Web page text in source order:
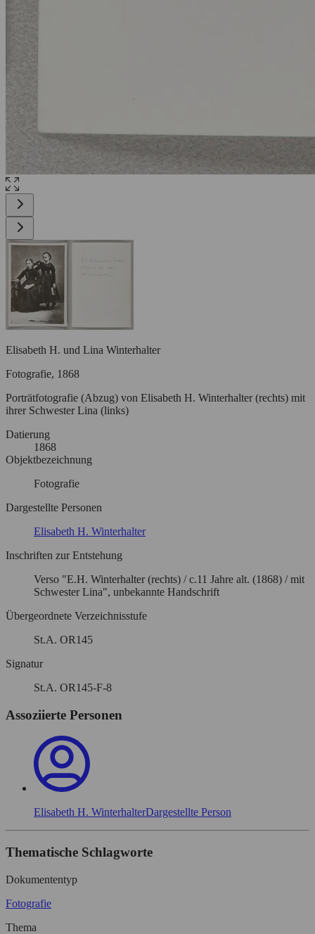
Elisabeth H. und Lina Winterhalter
Fotografie, 1868
Porträtfotografie (Abzug) von Elisabeth H. Winterhalter (rechts) mit
ihrer Schwester Lina (links)
Datierung
1868
Objektbezeichnung
Fotografie
Dargestellte Personen
Elisabeth H. Winterhalter
Inschriften zur Entstehung
Verso "E.H. Winterhalter (rechts) / c.11 Jahre alt. (1868) / mit
Schwester Lina", unbekannte Handschrift
Übergeordnete Verzeichnisstufe
St.A. OR145
Signatur
St.A. OR145-F-8
Assoziierte Personen
Elisabeth H. WinterhalterDargestellte Person
Thematische Schlagworte
Dokumententyp
Fotografie
Thema